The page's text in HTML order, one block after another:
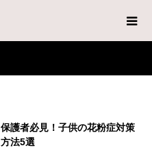
保護者必見！子供の花粉症対策
方法5選